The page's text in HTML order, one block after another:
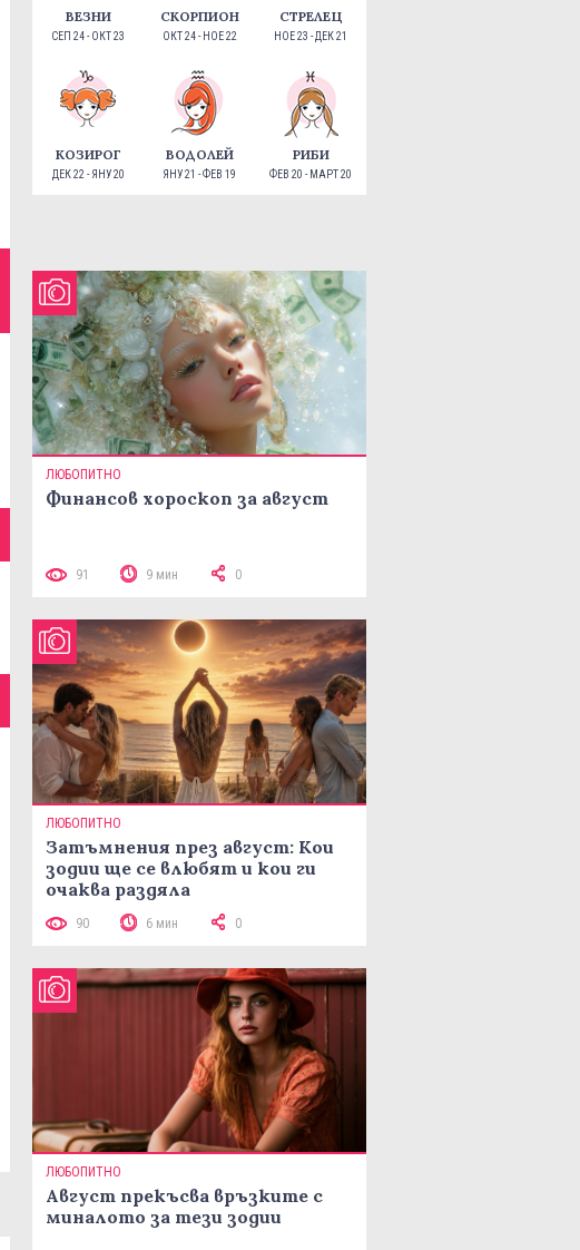
ВЕЗНИ
СЕП 24 - ОКТ 23
СКОРПИОН
ОКТ 24 - НОЕ 22
СТРЕЛЕЦ
НОЕ 23 - ДЕК 21
КОЗИРОГ
ДЕК 22 - ЯНУ 20
ВОДОЛЕЙ
ЯНУ 21 - ФЕВ 19
РИБИ
ФЕВ 20 - МАРТ 20
ЛЮБОПИТНО
Финансов хороскоп за август
91 9 мин 0
ЛЮБОПИТНО
Затъмнения през август: Кои
зодии ще се влюбят и кои ги
очаква раздяла
90 6 мин 0
ЛЮБОПИТНО
Август прекъсва връзките с
миналото за тези зодии